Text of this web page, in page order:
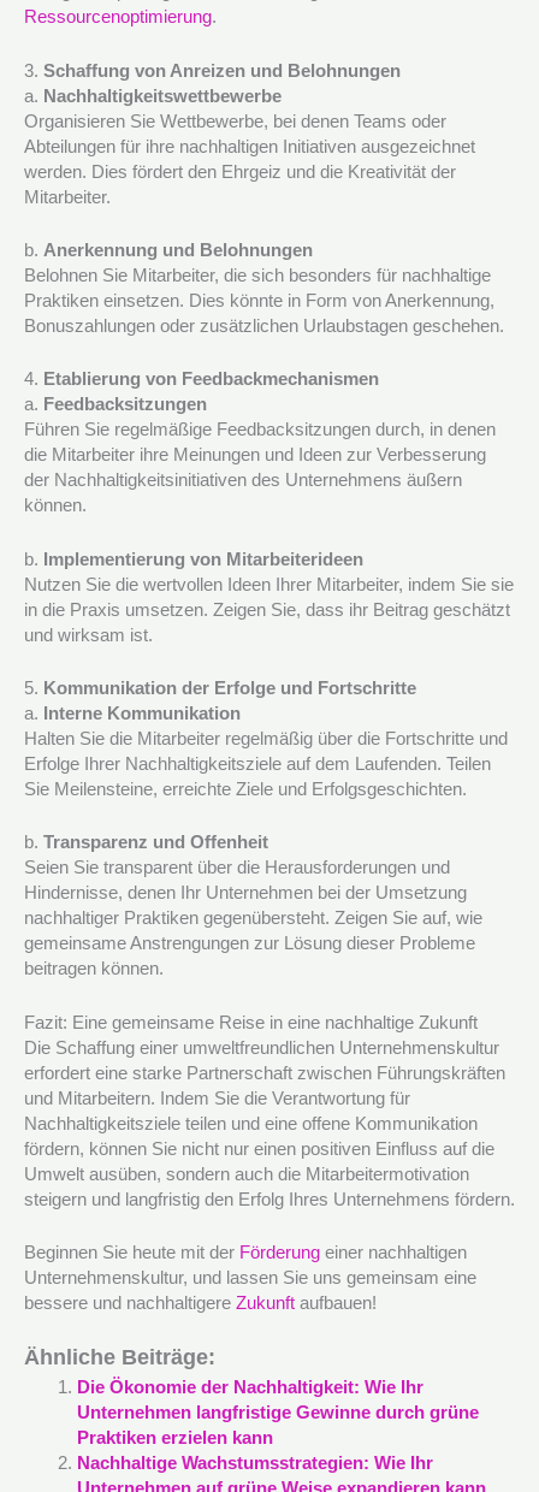
Ressourcenoptimierung.
3. Schaffung von Anreizen und Belohnungen
a. Nachhaltigkeitswettbewerbe
Organisieren Sie Wettbewerbe, bei denen Teams oder
Abteilungen für ihre nachhaltigen Initiativen ausgezeichnet
werden. Dies fördert den Ehrgeiz und die Kreativität der
Mitarbeiter.
b. Anerkennung und Belohnungen
Belohnen Sie Mitarbeiter, die sich besonders für nachhaltige
Praktiken einsetzen. Dies könnte in Form von Anerkennung,
Bonuszahlungen oder zusätzlichen Urlaubstagen geschehen.
4. Etablierung von Feedbackmechanismen
a. Feedbacksitzungen
Führen Sie regelmäßige Feedbacksitzungen durch, in denen
die Mitarbeiter ihre Meinungen und Ideen zur Verbesserung
der Nachhaltigkeitsinitiativen des Unternehmens äußern
können.
b.
Implementierung von Mitarbeiterideen
Nutzen Sie die wertvollen Ideen Ihrer Mitarbeiter, indem Sie sie
in die Praxis umsetzen. Zeigen Sie, dass ihr Beitrag geschätzt
und wirksam ist.
5. Kommunikation der Erfolge und Fortschritte
a.
Interne Kommunikation
Halten Sie die Mitarbeiter regelmäßig über die Fortschritte und
Erfolge Ihrer Nachhaltigkeitsziele auf dem Laufenden. Teilen
Sie Meilensteine, erreichte Ziele und Erfolgsgeschichten.
b. Transparenz und Offenheit
Seien Sie transparent über die Herausforderungen und
Hindernisse, denen Ihr Unternehmen bei der Umsetzung
nachhaltiger Praktiken gegenübersteht. Zeigen Sie auf, wie
gemeinsame Anstrengungen zur Lösung dieser Probleme
beitragen können.
Fazit: Eine gemeinsame Reise in eine nachhaltige Zukunft
Die Schaffung einer umweltfreundlichen Unternehmenskultur
erfordert eine starke Partnerschaft zwischen Führungskräften
und Mitarbeitern. Indem Sie die Verantwortung für
Nachhaltigkeitsziele teilen und eine offene Kommunikation
fördern, können Sie nicht nur einen positiven Einfluss auf die
Umwelt ausüben, sondern auch die Mitarbeitermotivation
steigern und langfristig den Erfolg Ihres Unternehmens fördern.
Beginnen Sie heute mit der Förderung einer nachhaltigen
Unternehmenskultur, und lassen Sie uns gemeinsam eine
bessere und nachhaltigere Zukunft aufbauen!
Ähnliche Beiträge:
Die Ökonomie der Nachhaltigkeit: Wie Ihr
Unternehmen langfristige Gewinne durch grüne
Praktiken erzielen kann
Nachhaltige Wachstumsstrategien: Wie Ihr